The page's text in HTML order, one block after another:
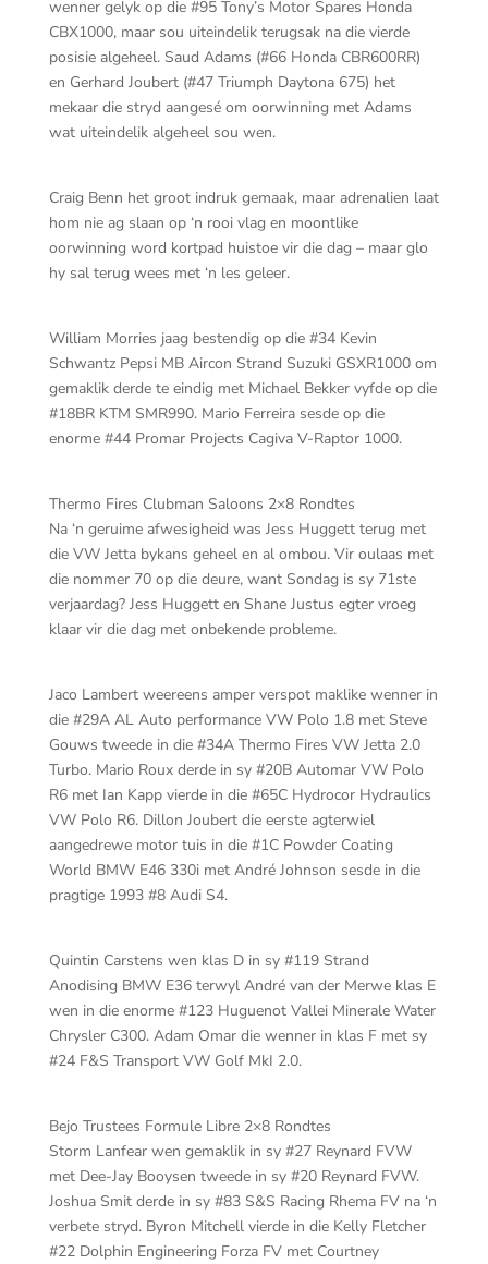
wenner gelyk op die #95 Tony’s Motor Spares Honda
CBX1000, maar sou uiteindelik terugsak na die vierde
posisie algeheel. Saud Adams (#66 Honda CBR600RR)
en Gerhard Joubert (#47 Triumph Daytona 675) het
mekaar die stryd aangesé om oorwinning met Adams
wat uiteindelik algeheel sou wen.
Craig Benn het groot indruk gemaak, maar adrenalien laat
hom nie ag slaan op ‘n rooi vlag en moontlike
oorwinning word kortpad huistoe vir die dag – maar glo
hy sal terug wees met ‘n les geleer.
William Morries jaag bestendig op die #34 Kevin
Schwantz Pepsi MB Aircon Strand Suzuki GSXR1000 om
gemaklik derde te eindig met Michael Bekker vyfde op die
#18BR KTM SMR990. Mario Ferreira sesde op die
enorme #44 Promar Projects Cagiva V-Raptor 1000.
Thermo Fires Clubman Saloons 2×8 Rondtes
Na ‘n geruime afwesigheid was Jess Huggett terug met
die VW Jetta bykans geheel en al ombou. Vir oulaas met
die nommer 70 op die deure, want Sondag is sy 71ste
verjaardag? Jess Huggett en Shane Justus egter vroeg
klaar vir die dag met onbekende probleme.
Jaco Lambert weereens amper verspot maklike wenner in
die #29A AL Auto performance VW Polo 1.8 met Steve
Gouws tweede in die #34A Thermo Fires VW Jetta 2.0
Turbo. Mario Roux derde in sy #20B Automar VW Polo
R6 met Ian Kapp vierde in die #65C Hydrocor Hydraulics
VW Polo R6. Dillon Joubert die eerste agterwiel
aangedrewe motor tuis in die #1C Powder Coating
World BMW E46 330i met André Johnson sesde in die
pragtige 1993 #8 Audi S4.
Quintin Carstens wen klas D in sy #119 Strand
Anodising BMW E36 terwyl André van der Merwe klas E
wen in die enorme #123 Huguenot Vallei Minerale Water
Chrysler C300. Adam Omar die wenner in klas F met sy
#24 F&S Transport VW Golf MkI 2.0.
Bejo Trustees Formule Libre 2×8 Rondtes
Storm Lanfear wen gemaklik in sy #27 Reynard FVW
met Dee-Jay Booysen tweede in sy #20 Reynard FVW.
Joshua Smit derde in sy #83 S&S Racing Rhema FV na ‘n
verbete stryd. Byron Mitchell vierde in die Kelly Fletcher
#22 Dolphin Engineering Forza FV met Courtney